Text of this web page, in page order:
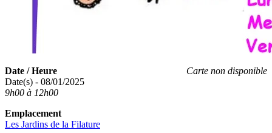
Carte non disponible
Date / Heure
Date(s) - 08/01/2025
9h00 à 12h00
Emplacement
Les Jardins de la Filature